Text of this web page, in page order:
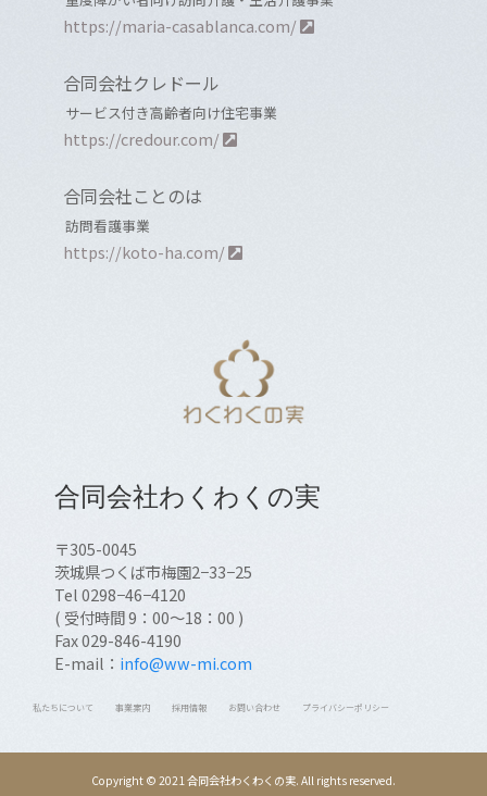
https://maria-casablanca.com/
合同会社クレドール
サービス付き高齢者向け住宅事業
https://credour.com/
合同会社ことのは
訪問看護事業
https://koto-ha.com/
合同会社わくわくの実
〒305-0045
茨城県つくば市梅園2−33−25
Tel 0298−46−4120
( 受付時間 9：00～18：00 )
Fax 029-846-4190
E-mail： info@ww-mi.com
私たちについて 事業案内 採用情報 お問い合わせ プライバシーポリシー
Copyright © 2021合同会社わくわくの実. All rights reserved.